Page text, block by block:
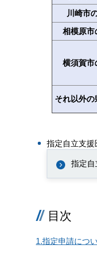
川崎市
相模原市
横須賀市
それ以外の
指定自立支援
指定自
目次
1.指定申請につ